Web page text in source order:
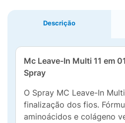
Descrição
Mc Leave-In Multi 11 em
Spray
O Spray MC Leave-In
finalização dos fios.
aminoácidos e colágeno